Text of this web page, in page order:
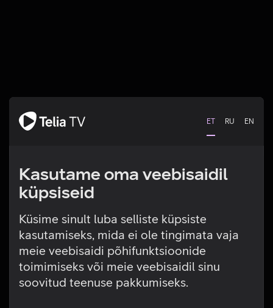
ET RU EN
Kasutame oma veebisaidil
küpsiseid
Küsime sinult luba selliste küpsiste
kasutamiseks, mida ei ole tingimata vaja
meie veebisaidi põhifunktsioonide
toimimiseks või meie veebisaidil sinu
soovitud teenuse pakkumiseks.
Tehniline viga